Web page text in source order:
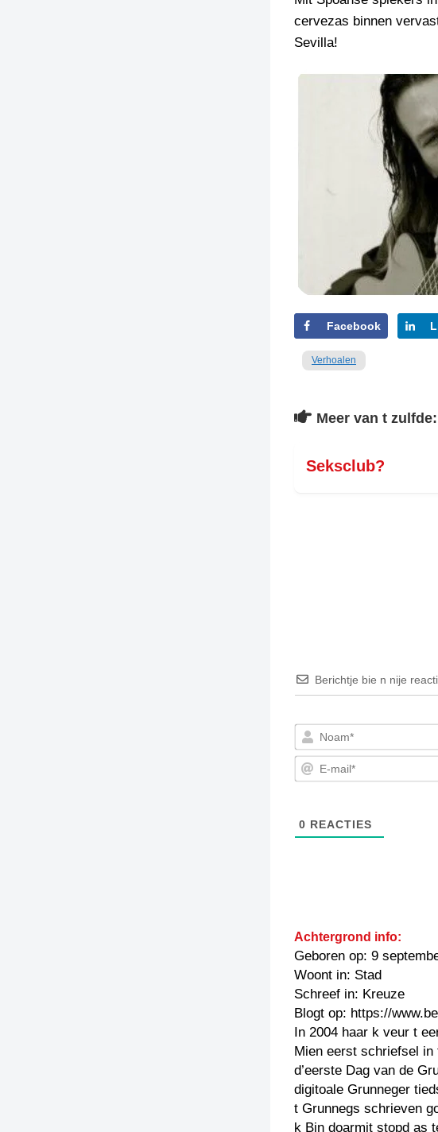
SCHRIEFWEDSTRIED
cervezas binnen
Sevilla!
Facebook
Verhoalen
Meer van t zulfde:
Seksclub?
Berichtje bie n nije
0 REACTIES
Achtergrond info:
Geboren op: 9
Woont in: Stad
Schreef in: Kreuze
Blogt op: https://
In 2004 haar k veur t
Mien eerst schriefsel
d’eerste Dag van de
digitoale Grunneger
t Grunnegs schrieven
k Bin doarmit stopd as